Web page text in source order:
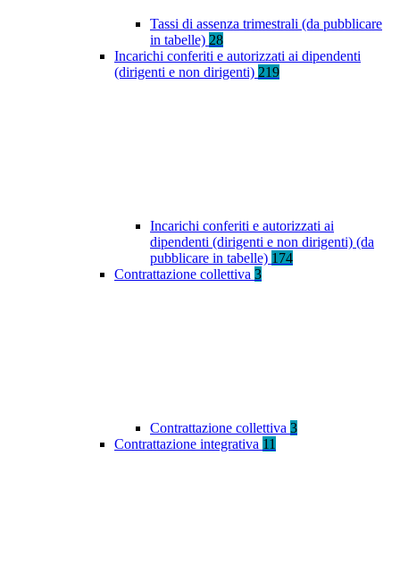
Tassi di assenza trimestrali (da pubblicare
in tabelle) 28
Incarichi conferiti e autorizzati ai dipendenti
(dirigenti e non dirigenti) 219
Incarichi conferiti e autorizzati ai
dipendenti (dirigenti e non dirigenti) (da
pubblicare in tabelle) 174
Contrattazione collettiva 3
Contrattazione collettiva 3
Contrattazione integrativa 11